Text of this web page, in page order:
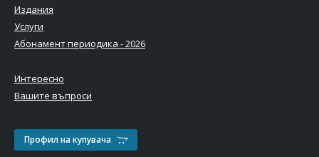
Издания
Услуги
Абонамент периодика - 2026
Интересно
Вашите въпроси
Профил на купувача